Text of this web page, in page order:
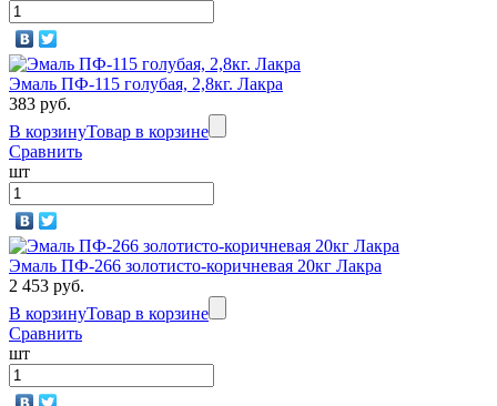
Эмаль ПФ-115 голубая, 2,8кг. Лакра
383 руб.
В корзинуТовар в корзине
Сравнить
шт
Эмаль ПФ-266 золотисто-коричневая 20кг Лакра
2 453 руб.
В корзинуТовар в корзине
Сравнить
шт